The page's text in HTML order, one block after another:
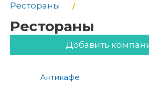
Рестораны
Рестораны
Добавить
Антикафе